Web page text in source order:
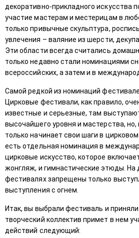
декоративно-прикладного искусства
участие мастерам и местерицам в
только привычные скульптура,
увлечения – валяние из шерсти,
Эти области всегда считались
только недавно стали номинациями
всероссийских, а затем и в
Самой редкой из номинаций
Цирковые фестивали, как правило,
известные и серьезные, там
высочайшего уровня и мастерства, но,
только начинает свои шаги в
есть отдельная номинация в
цирковые искусство, которое
жонгляж, и гимнастические этюды. На
фестивалях запрещены только
выступления с огнем.
Итак, вы выбрали фестиваль и
творческий коллектив примет в нем
действий следующий: